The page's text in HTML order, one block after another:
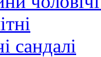
сандалі